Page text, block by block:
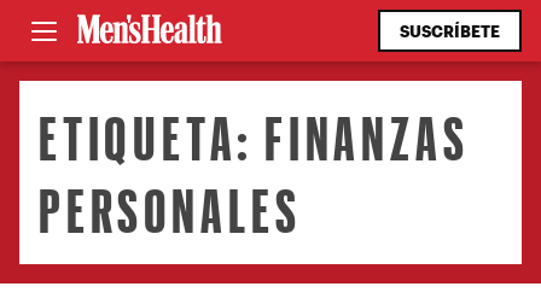
SUSCRÍBETE
ETIQUETA: FINANZAS
PERSONALES